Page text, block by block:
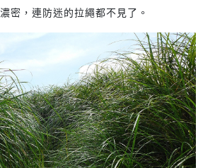
密，連防迷的拉繩都不見了。